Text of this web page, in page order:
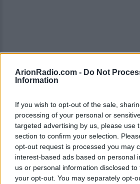
ArionRadio.com - Do Not
Information
If you wish to opt-out of the sale,
processing of your personal or
targeted advertising by us, please use
section to confirm your selection.
opt-out request is processed you may
interest-based ads based on personal
us or personal information disclosed
your opt-out. You may separately opt-